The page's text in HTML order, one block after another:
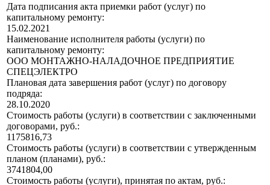
Дата подписания акта приемки работ (услуг) по
капитальному ремонту:
15.02.2021
Наименование исполнителя работы (услуги) по
капитальному ремонту:
ООО МОНТАЖНО-НАЛАДОЧНОЕ ПРЕДПРИЯТИЕ
СПЕЦЭЛЕКТРО
Плановая дата завершения работ (услуг) по договору
подряда:
28.10.2020
Стоимость работы (услуги) в соответствии с заключенными
договорами, руб.:
1175816,73
Стоимость работы (услуги) в соответствии с утвержденным
планом (планами), руб.:
3741804,00
Стоимость работы (услуги), принятая по актам, руб.: